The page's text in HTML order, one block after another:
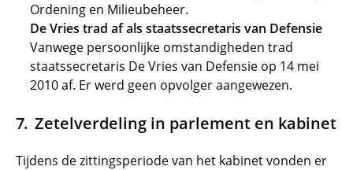
Ordening en Milieubeheer.
De Vries trad af als staatssecretaris van Defensie
Vanwege persoonlijke omstandigheden trad
staatssecretaris De Vries van Defensie op 14 mei
2010 af. Er werd geen opvolger aangewezen.
Zetelverdeling in parlement en kabinet
Tijdens de zittingsperiode van het kabinet vonden er